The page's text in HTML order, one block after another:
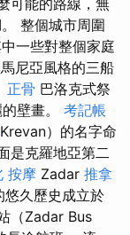
可能的路線，無
整個城市周圍
一些對整個家庭
尼亞風格的三船
正骨 巴洛克式祭
壁畫。 考記帳
Krevan）的名字命
是克羅地亞第二
按摩 Zadar 推拿
悠久歷史成立於
（Zadar Bus